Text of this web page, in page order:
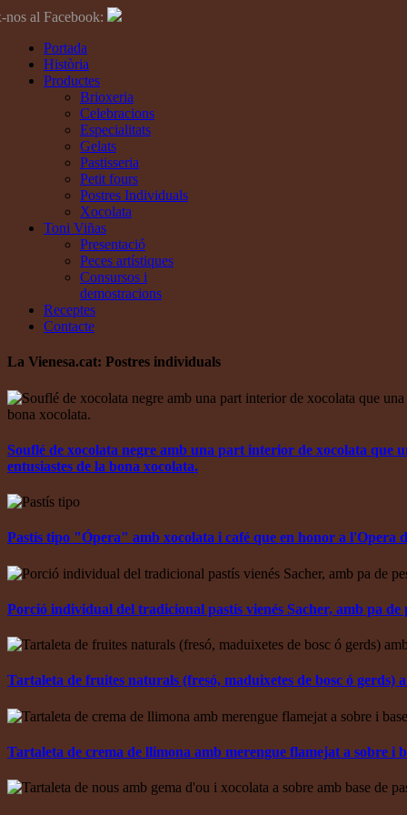
nos al Facebook:
Portada
Història
Productes
Brioxeria
Celebracions
Especialitats
Gelats
Pastisseria
Petit fours
Postres Individuals
Xocolata
Toni Viñas
Presentació
Peces artístiques
Consursos i
demostracions
Receptes
Contacte
La Vienesa.cat: Postres individuals
Souflé de xocolata negre amb una part interior de xocolata que
entusiastes de la bona xocolata.
Pastís tipo "Ópera" amb xocolata i café que en honor a l'Opera
Porció individual del tradicional pastís vienés Sacher, amb pa
Tartaleta de fruites naturals (fresó, maduixetes de bosc ó gerds)
Tartaleta de crema de llimona amb merengue flamejat a sobre i